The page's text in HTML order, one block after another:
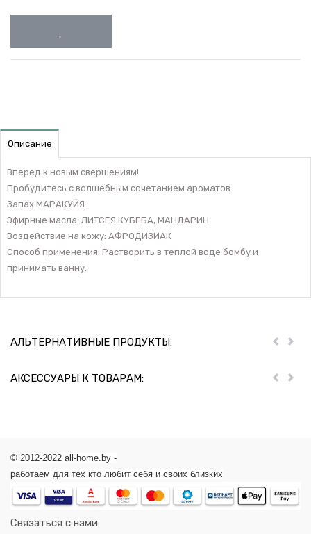
Описание
Вперед к новым свершениям!
Пробудитесь с волшебным сочетанием ароматов.
Запах МАРАКУЙЯ.
Эфирные масла: ЛИТСЕЯ КУБЕБА, МАНДАРИН
Воздействие на кожу: АФРОДИЗИАК
Способ применения: Растворить в теплой воде бомбу и
принимать ванну.
АЛЬТЕРНАТИВНЫЕ ПРОДУКТЫ: Пред
АКСЕССУАРЫ К ТОВАРАМ: Пред
© 2012-2022 all-home.by -
работаем для тех кто любит себя и своих близких
Связаться с нами